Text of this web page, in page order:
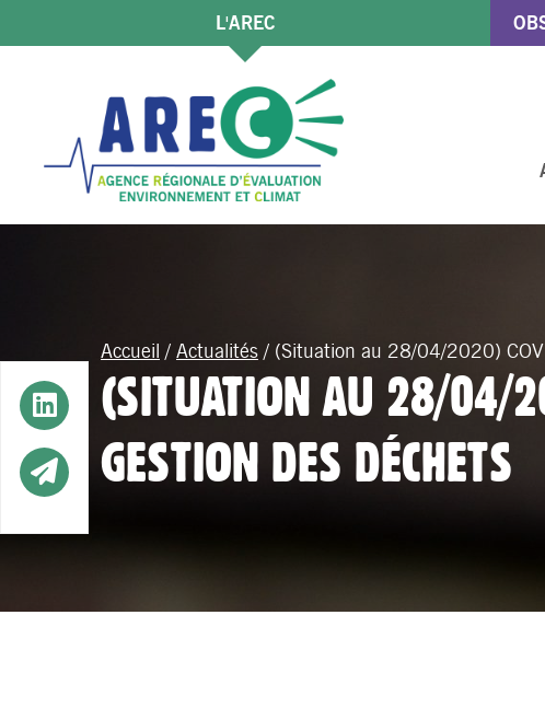
L'AREC
Accueil / Actualités / (Situation au 28/04/2020)
(SITUATION AU 28/04/
GESTION DES DÉCHETS
Button
Button